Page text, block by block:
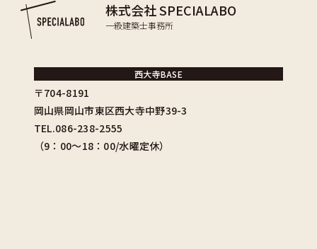
株式会社 SPECIALABO
一級建築士事務所
西大寺BASE
〒704-8191
岡山県岡山市東区西大寺中野39-3
TEL.086-238-2555
（9：00〜18：00/水曜定休）